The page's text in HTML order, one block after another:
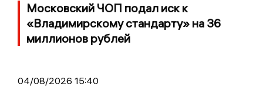
Московский ЧОП подал иск к
«Владимирскому стандарту» на 36
миллионов рублей
04/08/2026 15:40